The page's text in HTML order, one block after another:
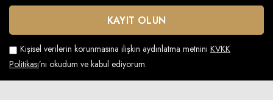
Kişisel verilerin korunmasına ilişkin aydınlatma metnini KVKK
Politikası’nı okudum ve kabul ediyorum.